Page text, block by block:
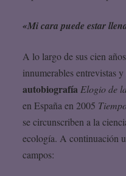
«Mi cara puede estar
A lo largo de sus cien
innumerables entrevistas
autobiografía Elogio de
en España en 2005
se circunscriben a la
ecología. A continuación
campos: